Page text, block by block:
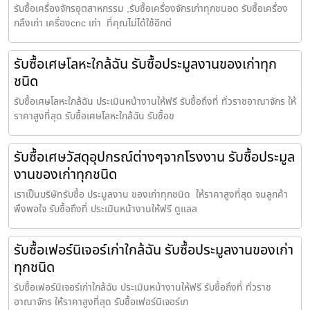
รับซื้อเครื่องจักรอุตสาหกรรม ,รับซื้อเครื่องจักรเก่าทุกชนอด รับซื้อเครื่อง
กลึงเก่า เครื่องcnc เก่า ที่คุณไม่ได้ใช้อีกต่
รับซื้อเศษโลหะใกล้ฉัน รับซื้อประมูลงานของเก่าทุก
ชนิด
รับซื้อเศษโลหะใกล้ฉัน ประเมินหน้างานให้ฟรี รับซื้อถึงที่ ทั่วราชอาณาจักร ให้
ราคาสูงที่สุด รับซื้อเศษโลหะใกล้ฉัน รับซื้อข
รับซื้อเศษวัสดุอุปกรณ์ต่างๆจากโรงงาน รับซื้อประมูล
งานของเก่าทุกชนิด
เราเป็นบริษัทรับซื้อ ประมูลงาน ของเก่าทุกชนิด ให้ราคาสูงที่สุด จนลูกค้า
พึงพอใจ รับซื้อถึงที่ ประเมินหน้างานให้ฟรี ดูแลล
รับซื้อเฟอร์นิเจอร์เก่าใกล้ฉัน รับซื้อประมูลงานของเก่า
ทุกชนิด
รับซื้อเฟอร์นิเจอร์เก่าใกล้ฉัน ประเมินหน้างานให้ฟรี รับซื้อถึงที่ ทั่วราช
อาณาจักร ให้ราคาสูงที่สุด รับซื้อเฟอร์นิเจอร์เก